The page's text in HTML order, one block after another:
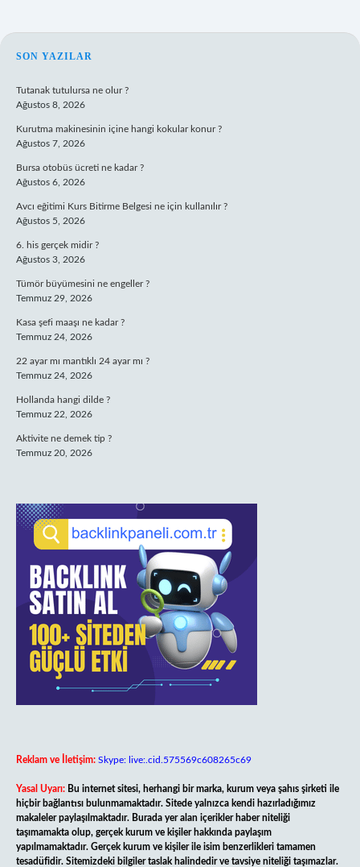
SIDEBAR
SON YAZILAR
Tutanak tutulursa ne olur ?
Ağustos 8, 2026
Kurutma makinesinin içine hangi kokular konur ?
Ağustos 7, 2026
Bursa otobüs ücreti ne kadar ?
Ağustos 6, 2026
Avcı eğitimi Kurs Bitirme Belgesi ne için kullanılır ?
Ağustos 5, 2026
6. his gerçek midir ?
Ağustos 3, 2026
Tümör büyümesini ne engeller ?
Temmuz 29, 2026
Kasa şefi maaşı ne kadar ?
Temmuz 24, 2026
22 ayar mı mantıklı 24 ayar mı ?
Temmuz 24, 2026
Hollanda hangi dilde ?
Temmuz 22, 2026
Aktivite ne demek tip ?
Temmuz 20, 2026
Reklam ve İletişim: Skype: live:.cid.575569c608265c69
Yasal Uyarı: Bu internet sitesi, herhangi bir marka, kurum veya şahıs şirketi ile
hiçbir bağlantısı bulunmamaktadır. Sitede yalnızca kendi hazırladığımız
makaleler paylaşılmaktadır. Burada yer alan içerikler haber niteliği
taşımamakta olup, gerçek kurum ve kişiler hakkında paylaşım
yapılmamaktadır. Gerçek kurum ve kişiler ile isim benzerlikleri tamamen
tesadüfidir. Sitemizdeki bilgiler taslak halindedir ve tavsiye niteliği taşımazlar.